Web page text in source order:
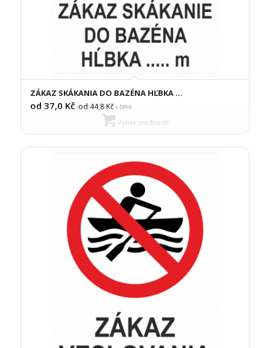
ZÁKAZ SKÁKANIA DO BAZÉNA HĽBKA …
od 37,0 Kč (od 44,8Kčs DPH)
Výber možností